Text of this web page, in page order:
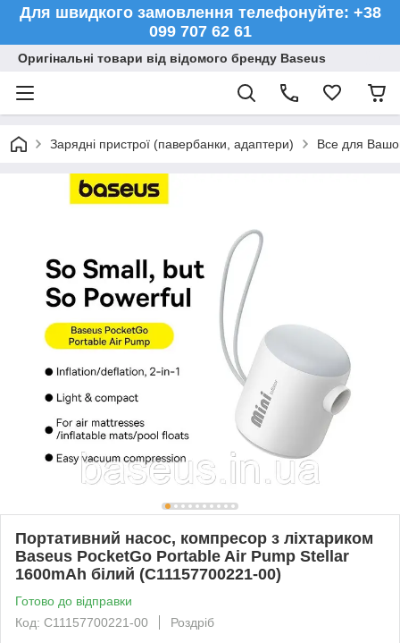
Для швидкого замовлення телефонуйте: +38
099 707 62 61
Оригінальні товари від відомого бренду Baseus
Зарядні пристрої (павербанки, адаптери) Все для
Портативний насос, компресор з ліхтариком
Baseus PocketGo Portable Air Pump Stellar
1600mAh білий (C11157700221-00)
Готово до відправки
Код: C11157700221-00
Роздріб